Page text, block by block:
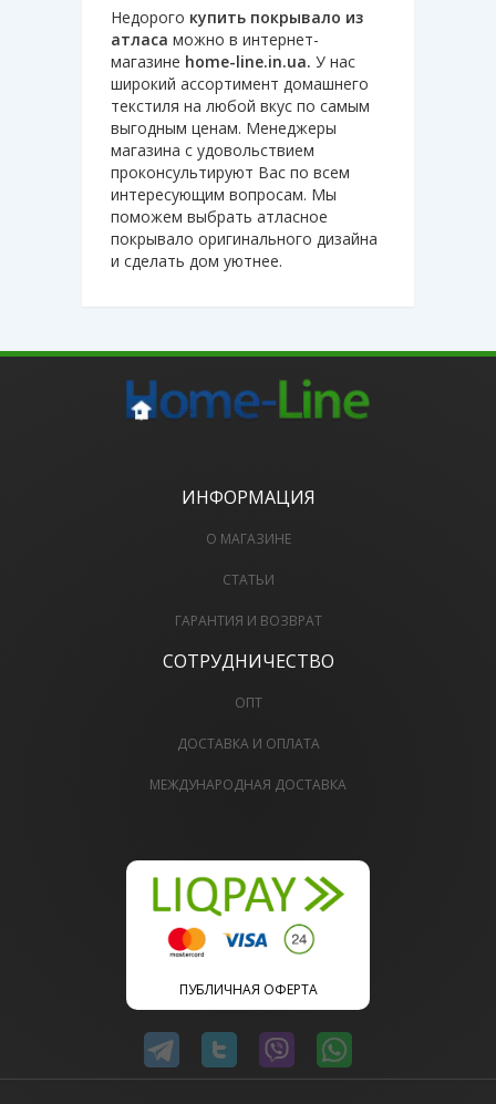
Недорого купить покрывало из
атласа можно в интернет-
магазине home-line.in.ua. У нас
широкий ассортимент домашнего
текстиля на любой вкус по самым
выгодным ценам. Менеджеры
магазина с удовольствием
проконсультируют Вас по всем
интересующим вопросам. Мы
поможем выбрать атласное
покрывало оригинального дизайна
и сделать дом уютнее.
ИНФОРМАЦИЯ
О МАГАЗИНЕ
СТАТЬИ
ГАРАНТИЯ И ВОЗВРАТ
СОТРУДНИЧЕСТВО
ОПТ
ДОСТАВКА И ОПЛАТА
МЕЖДУНАРОДНАЯ ДОСТАВКА
ПУБЛИЧНАЯ ОФЕРТА